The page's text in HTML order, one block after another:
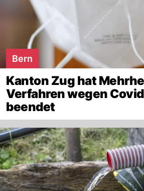
Bern
Kanton Zug hat
Verfahren wegen
beendet